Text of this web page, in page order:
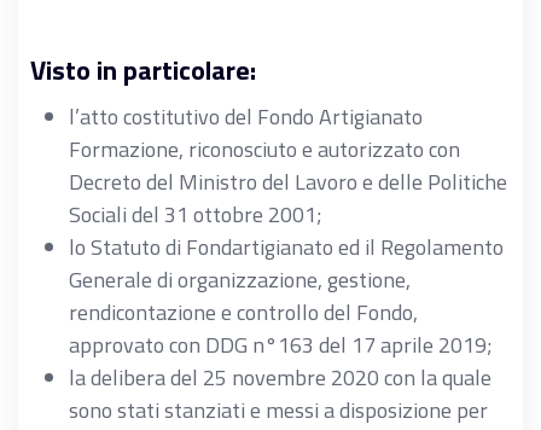
Visto in particolare:
l’atto costitutivo del Fondo Artigianato
Formazione, riconosciuto e autorizzato con
Decreto del Ministro del Lavoro e delle Politiche
Sociali del 31 ottobre 2001;
lo Statuto di Fondartigianato ed il Regolamento
Generale di organizzazione, gestione,
rendicontazione e controllo del Fondo,
approvato con DDG n°163 del 17 aprile 2019;
la delibera del 25 novembre 2020 con la quale
sono stati stanziati e messi a disposizione per